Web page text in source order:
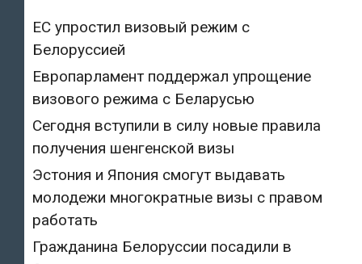
ЕС упростил визовый режим с
Белоруссией
Европарламент поддержал упрощение
визового режима с Беларусью
Сегодня вступили в силу новые правила
получения шенгенской визы
Эстония и Япония смогут выдавать
молодежи многократные визы с правом
работать
Гражданина Белоруссии посадили в